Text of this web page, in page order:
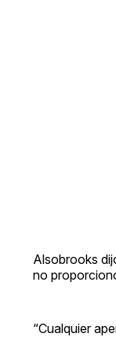
Alsobrooks
no
“Cualquier